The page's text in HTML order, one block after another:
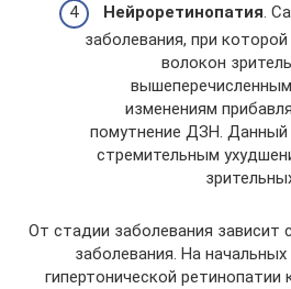
Нейроретинопатия.
заболевания, при
волокон
изменениям
помутнение ДЗН. Данный
стремительным
От стадии заболевания зависит
заболевания. На начальных
гипертонической ретинопатии